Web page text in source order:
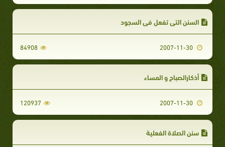
السنن التي تفعل في السجود
84908
أذكارالصباح و المساء
120937
سنن الصلاة الفعلية